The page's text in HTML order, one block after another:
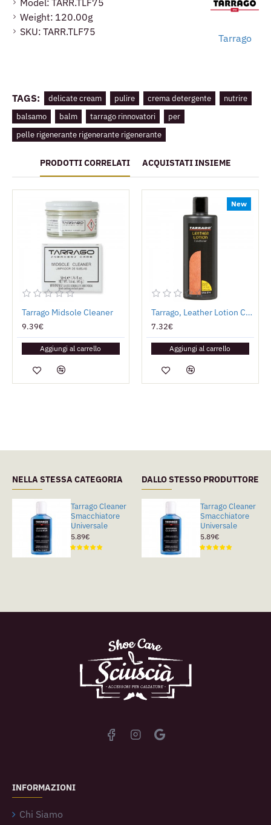
Model: TARR.TLF75
Weight: 120.00g
SKU: TARR.TLF75
Tarrago
TAGS: delicate cream pulire crema detergente
nutrire
balsamo
balm tarrago rinnovatori
per
pelle rigenerante rigenerante rigenerante
PRODOTTI CORRELATI ACQUISTATI INSIEME
Tarrago Midsole Cleaner
9.39€
Aggiungi al carrello
New
Tarrago, Leather Lotion Conditioner
7.32€
Aggiungi al carrello
NELLA STESSA CATEGORIA
Tarrago Cleaner
Smacchiatore
Universale
5.89€
Tarrago Color
Dye 500ml
56.36€
DALLO STESSO PRODUTTORE
Tarrago Cleaner
Smacchiatore
Universale
5.89€
INFORMAZIONI
Chi Siamo